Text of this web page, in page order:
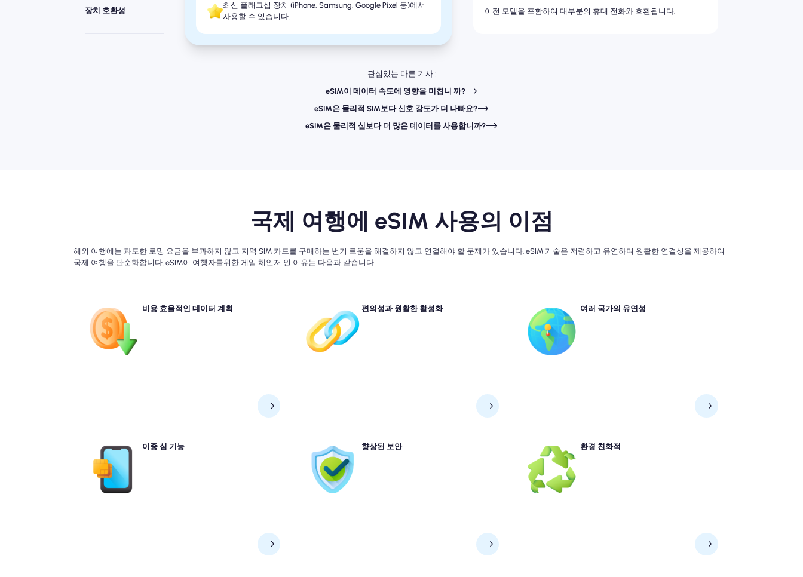
장치 호환성
최신 플래그십 장치 (iPhone, Samsung, Google Pixel 등)에서
사용할 수 있습니다.
이전 모델을 포함하여 대부분의 휴대 전화와 호환됩니다.
관심있는 다른 기사 :
eSIM이 데이터 속도에 영향을 미칩니 까?
eSIM은 물리적 SIM보다 신호 강도가 더 나빠요?
eSIM은 물리적 심보다 더 많은 데이터를 사용합니까?
국제 여행에 eSIM 사용의 이점
해외 여행에는 과도한 로밍 요금을 부과하지 않고 지역 SIM 카드를 구매하는 번거 로움을 해결하지 않고 연결해야 할 문제가 있습니다. eSIM 기술은 저렴하고 유연하며 원활한 연결성을 제공하여
국제 여행을 단순화합니다. eSIM이 여행자를위한 게임 체인저 인 이유는 다음과 같습니다
비용 효율적인 데이터 계획
eSIMS는 전통적인 로밍에 비해 더 낮은 가격으로 경쟁 데
이터 계획을 제공합니다. 값 비싼 항공사 로밍 요금에 의존
하는 대신 여행자는 목적지에 맞게 저렴한 현지 또는 지역
eSIM 계획을 구매할 수 있습니다. 이를 통해 해외에서 신
뢰할 수있는 고속 인터넷 액세스를 유지하면서 상당한 비
편의성과 원활한 활성화
여행자는 해외에 갈 때 더 이상 물리적 SIM 카드를 처리 할
필요가 없습니다. 키오스크를 검색하거나 Sim Tray 도구
를 처리하는 대신 중반에 상륙하기 전에 디지털 방식으로
모바일 계획을 설치하고 활성화 할 수 있습니다. 이를 통해
전화 설정을 통해 계획간에 쉽게 전환 할 수있어 여행 중에
여러 국가의 유연성
많은 eSIM 제공 업체는 지역 또는 글로벌 계획을 제공하여
SIM 카드를 변경하지 않고 여러 국가에서 원활한 연결을
허용합니다. 이는 다국적 여행자, 디지털 유목민 또는 목적
이중 심 기능
많은 최신 장치는 듀얼 SIM 기능을 지원하므로 사용자는
여행 데이터에 대한 eSIM을 사용하면서 통화 및 텍스트의
기본 번호를 유지할 수 있습니다. 이 설정을 통해 해외에
데이터 액세스를 즐기면서 홈 네트워크 서비스를 방해하
지 않고 일반 번호로 연락을 유지할 수 있습니다.
향상된 보안
실제 SIM 카드와 달리 eSIM은 장치에서 손실, 도난 또는
제거 할 수 없습니다. 이로 인해 SIM 카드 도난 또는 무단
사용의 위험이 줄어들어 여행하는 동안 더 안전하고 안전
환경 친화적
플라스틱으로 만들어지고 종종 과도한 포장재가 제공되
는 전통적인 SIM 카드와 달리 eSIM은 전적으로 디지털입
니다. 이는 SIM 카드 및 그에 따른 재료의 물리적 제조, 운
송 또는 처분이 필요하지 않다는 것을 의미합니다. 플라스
틱 폐기물을 제거하고 물류 및 소매 분배와 관련된 탄소 발